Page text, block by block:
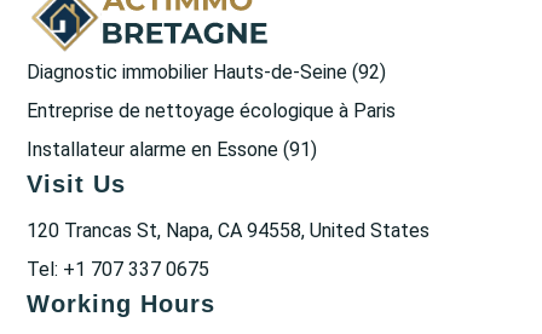
Diagnostic immobilier Hauts-de-Seine (92)
Entreprise de nettoyage écologique à Paris
Installateur alarme en Essone (91)
Visit Us
120 Trancas St, Napa, CA 94558, United States
Tel: +1 707 337 0675
Working Hours